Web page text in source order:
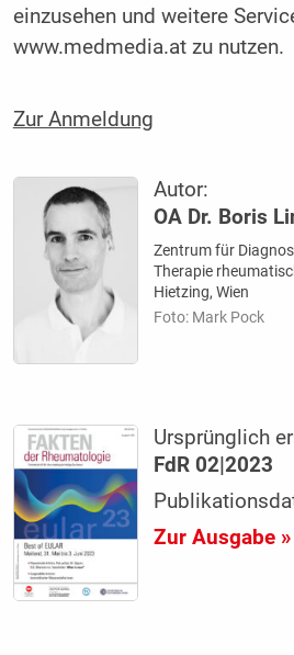
einzusehen und weitere
www.medmedia.at zu nutzen.
Zur Anmeldung
Autor:
OA Dr. Boris
Zentrum für
Therapie
Hietzing, Wien
Foto: Mark Pock
Ursprünglich
FdR 02|2023
Zur Ausgabe »